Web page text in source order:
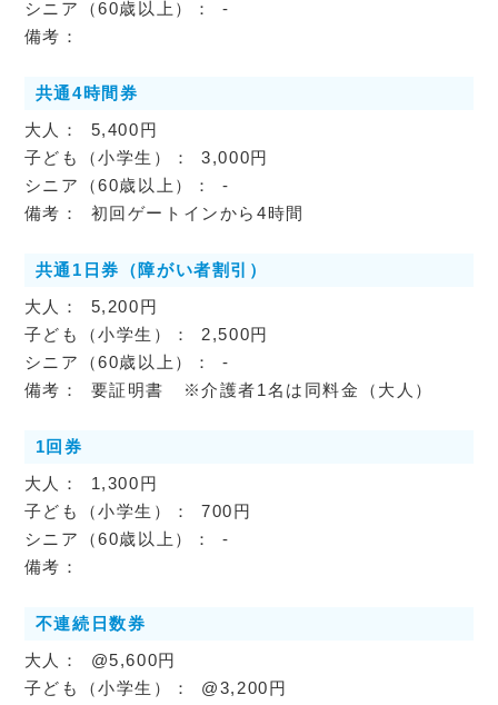
-
共通4時間券
5,400円
3,000円
-
初回ゲートインから4時間
共通1日券（障がい者割引）
5,200円
2,500円
-
要証明書 ※介護者1名は同料金（大人）
1回券
1,300円
700円
-
不連続日数券
@5,600円
@3,200円